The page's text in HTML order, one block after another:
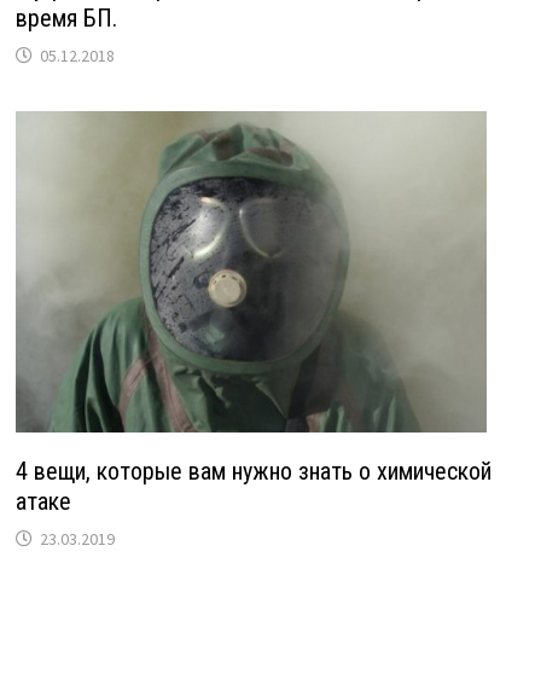
время БП.
05.12.2018
4 вещи, которые вам нужно знать о химической
атаке
23.03.2019